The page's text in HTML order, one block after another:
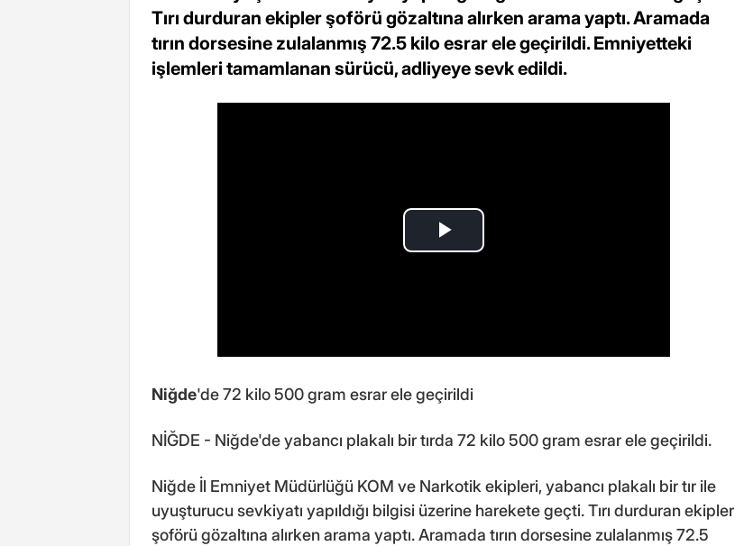
Tırı durduran ekipler şoförü gözaltına alırken arama yaptı. Aramada
tırın dorsesine zulalanmış 72.5 kilo esrar ele geçirildi. Emniyetteki
işlemleri tamamlanan sürücü, adliyeye sevk edildi.
Niğde'de 72 kilo 500 gram esrar ele geçirildi
NİĞDE - Niğde'de yabancı plakalı bir tırda 72 kilo 500 gram esrar ele geçirildi.
Niğde İl Emniyet Müdürlüğü KOM ve Narkotik ekipleri, yabancı plakalı bir tır ile
uyuşturucu sevkiyatı yapıldığı bilgisi üzerine harekete geçti. Tırı durduran ekipler
şoförü gözaltına alırken arama yaptı. Aramada tırın dorsesine zulalanmış 72.5